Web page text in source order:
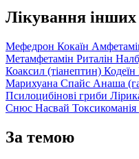
Лікування інших
Мефедрон Кокаїн
Метамфетамін Риталін
Коаксил (тіанептин) Кодеїн
Марихуана Спайс Анаша
Псилоцибінові гриби
Снюс Насвай Токсикоманія
За темою